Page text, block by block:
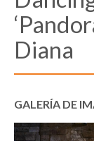
Diana
GALERÍA DE